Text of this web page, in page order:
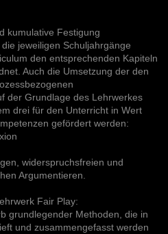
kumulative Festigung
jeweiligen Schuljahrgänge
den entsprechenden Kapiteln
Auch die Umsetzung der den
der Grundlage des Lehrwerkes
drei für den Unterricht in Wert
gefördert werden:
widerspruchsfreien und
Argumentieren.
Fair Play:
grundlegender Methoden, die in
und zusammengefasst werden